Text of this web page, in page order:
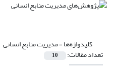
کلیدواژه‌ها =مدیریت منابع انسانی
تعداد مقالات: 10